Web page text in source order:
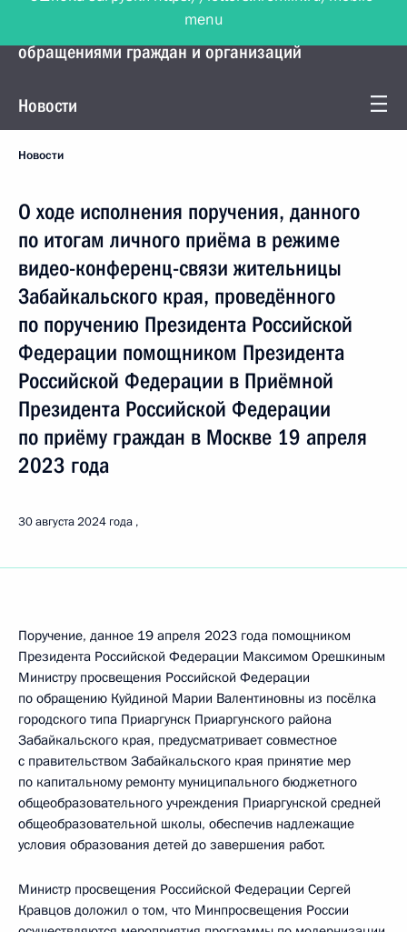
Управление Президента по работе с
обращениями граждан и организаций
Новости
Новости
О ходе исполнения поручения, данного
по итогам личного приёма в режиме
видео-конференц-связи жительницы
Забайкальского края, проведённого
по поручению Президента Российской
Федерации помощником Президента
Российской Федерации в Приёмной
Президента Российской Федерации
по приёму граждан в Москве 19 апреля
2023 года
30 августа 2024 года
Поручение, данное 19 апреля 2023 года помощником
Президента Российской Федерации Максимом Орешкиным
Министру просвещения Российской Федерации
по обращению Куйдиной Марии Валентиновны из посёлка
городского типа Приаргунск Приаргунского района
Забайкальского края, предусматривает совместное
с правительством Забайкальского края принятие мер
по капитальному ремонту муниципального бюджетного
общеобразовательного учреждения Приаргунской средней
общеобразовательной школы, обеспечив надлежащие
условия образования детей до завершения работ.
Министр просвещения Российской Федерации Сергей
Кравцов доложил о том, что Минпросвещения России
menu